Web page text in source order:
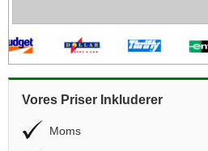
Vores Priser Inkluderer
Moms